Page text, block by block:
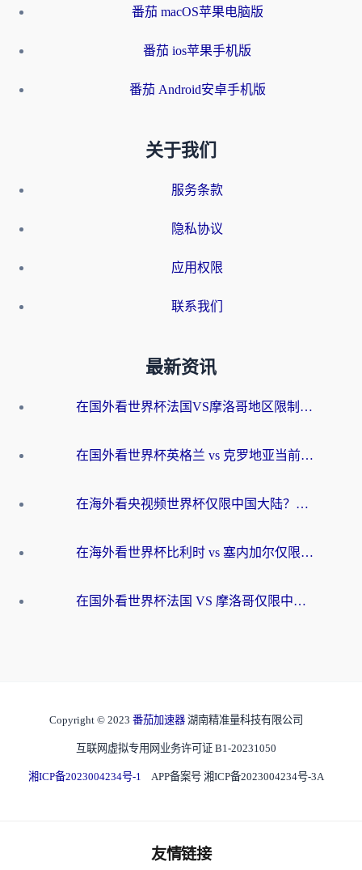
番茄 macOS苹果电脑版
番茄 ios苹果手机版
番茄 Android安卓手机版
关于我们
服务条款
隐私协议
应用权限
联系我们
最新资讯
在国外看世界杯法国VS摩洛哥地区限制？这篇指南让你流畅看中文解说无压力
在国外看世界杯英格兰 vs 克罗地亚当前地区不可播放？这篇指南帮你搞定所有海外观赛难题
在海外看央视频世界杯仅限中国大陆？这篇指南帮你解锁中文解说+无卡顿直播
在海外看世界杯比利时 vs 塞内加尔仅限中国大陆？我找到了最流畅的中文解说之路
在国外看世界杯法国 VS 摩洛哥仅限中国大陆？海外党这样看中文解说赛事不卡顿
Copyright © 2023 番茄加速器 湖南精准量科技有限公司
互联网虚拟专用网业务许可证 B1-20231050
湘ICP备2023004234号-1 APP备案号 湘ICP备2023004234号-3A
友情链接